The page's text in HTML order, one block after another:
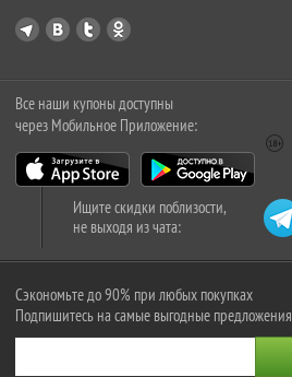
Все наши купоны доступны
через Мобильное Приложение:
Ищите скидки поблизости,
не выходя из чата:
Сэкономьте до 90% при любых покупках
Подпишитесь на самые выгодные предложения